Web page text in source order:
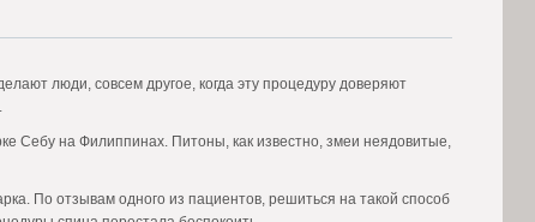
люди, совсем другое, когда эту процедуру доверяют
Себу на Филиппинах. Питоны, как известно, змеи неядовитые,
По отзывам одного из пациентов, решиться на такой способ